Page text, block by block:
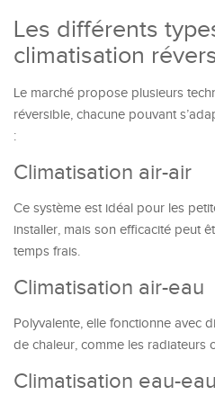
Les différents
climatisation
Le marché propose plusieurs
réversible, chacune pouvant
:
Climatisation air-air
Ce système est idéal pour les
installer, mais son efficacité peut
temps frais.
Climatisation air-eau
Polyvalente, elle fonctionne avec
de chaleur, comme les radiateurs
Climatisation eau-eau